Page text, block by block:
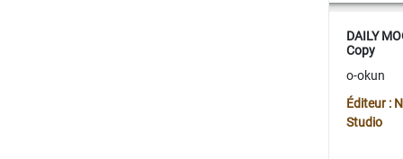
DAILY
Copy
o-okun
Éditeur :
Studio